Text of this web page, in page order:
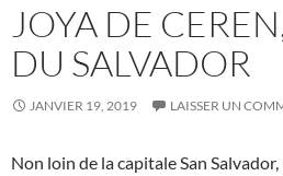
JOYA DE
DU SALVADOR
JANVIER 19, 2019 LAISSER UN
Non loin de la capitale San